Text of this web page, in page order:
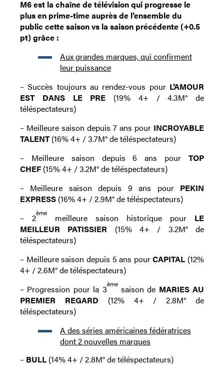
M6 est la chaîne de télévision qui progresse le
plus en prime-time auprès de l’ensemble du
public cette saison vs la saison précédente (+0.5
pt) grâce :
Aux grandes marques, qui confirment
leur puissance
– Succès toujours au rendez-vous pour L’AMOUR
EST DANS LE PRE (19% 4+ / 4.3M° de
téléspectateurs)
– Meilleure saison depuis 7 ans pour INCROYABLE
TALENT(16% 4+ / 3.7M° de téléspectateurs)
– Meilleure saison depuis 6 ans pour TOP
CHEF (15% 4+ / 3.2M° de téléspectateurs)
– Meilleure saison depuis 9 ans pour PEKIN
EXPRESS (16% 4+ / 2.9M° de téléspectateurs)
– 2ème meilleure saison historique pour LE
MEILLEUR PATISSIER (15% 4+ / 3.2M° de
téléspectateurs)
– Meilleure saison depuis 5 ans pourCAPITAL(12%
4+ / 2.6M° de téléspectateurs)
– Progression pour la 3èmesaison de MARIES AU
PREMIER REGARD (12% 4+ / 2.8M° de
téléspectateurs)
A des séries américaines fédératrices
dont 2 nouvelles marques
– BULL(14% 4+ / 2.8M° de téléspectateurs)